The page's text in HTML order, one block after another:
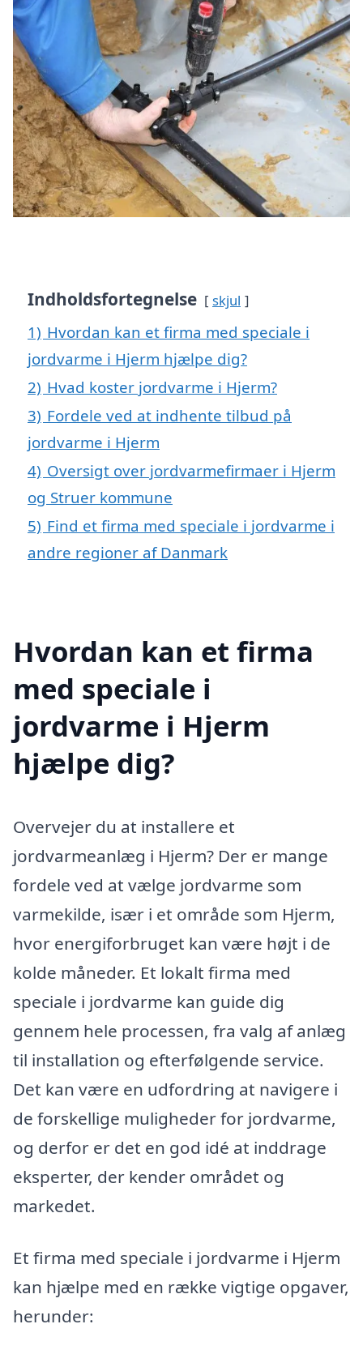
Indholdsfortegnelse skjul
1) Hvordan kan et firma med speciale i
jordvarme i Hjerm hjælpe dig?
2) Hvad koster jordvarme i Hjerm?
3) Fordele ved at indhente tilbud på
jordvarme i Hjerm
4) Oversigt over jordvarmefirmaer i Hjerm
og Struer kommune
5) Find et firma med speciale i jordvarme i
andre regioner af Danmark
Hvordan kan et firma
med speciale i
jordvarme i Hjerm
hjælpe dig?
Overvejer du at installere et
jordvarmeanlæg i Hjerm? Der er mange
fordele ved at vælge jordvarme som
varmekilde, især i et område som Hjerm,
hvor energiforbruget kan være højt i de
kolde måneder. Et lokalt firma med
speciale i jordvarme kan guide dig
gennem hele processen, fra valg af anlæg
til installation og efterfølgende service.
Det kan være en udfordring at navigere i
de forskellige muligheder for jordvarme,
og derfor er det en god idé at inddrage
eksperter, der kender området og
markedet.
Et firma med speciale i jordvarme i Hjerm
kan hjælpe med en række vigtige opgaver,
herunder: